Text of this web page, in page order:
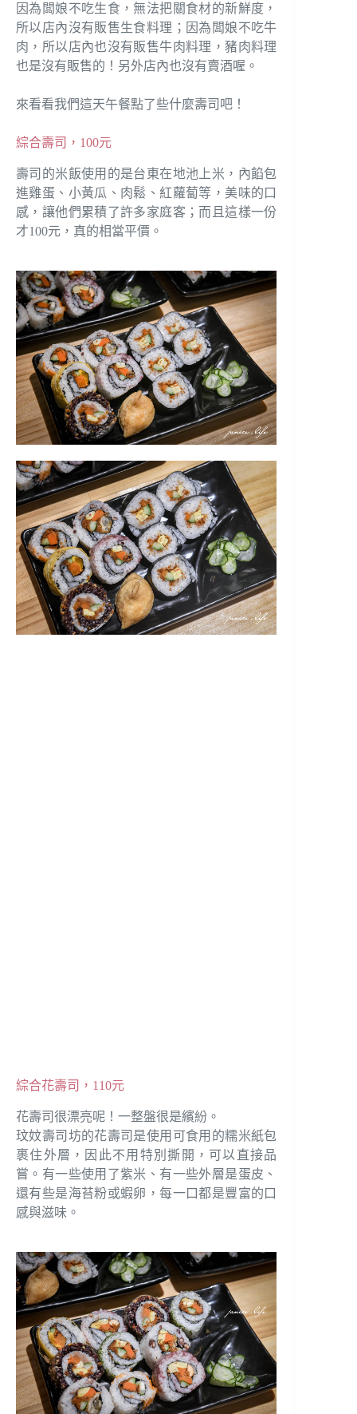
因為闆娘不吃生食，無法把關食材的新鮮度，
所以店內沒有販售生食料理；因為闆娘不吃牛
肉，所以店內也沒有販售牛肉料理，豬肉料理
也是沒有販售的！另外店內也沒有賣酒喔。
來看看我們這天午餐點了些什麼壽司吧！
綜合壽司，100元
壽司的米飯使用的是台東在地池上米，內餡包
進雞蛋、小黃瓜、肉鬆、紅蘿蔔等，美味的口
感，讓他們累積了許多家庭客；而且這樣一份
才100元，真的相當平價。
綜合花壽司，110元
花壽司很漂亮呢！一整盤很是繽紛。
玟妏壽司坊的花壽司是使用可食用的糯米紙包
裹住外層，因此不用特別撕開，可以直接品
嘗。有一些使用了紫米、有一些外層是蛋皮、
還有些是海苔粉或蝦卵，每一口都是豐富的口
感與滋味。